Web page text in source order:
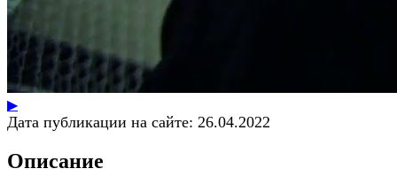
▶
Дата публикации на сайте: 26.04.2022
Описание